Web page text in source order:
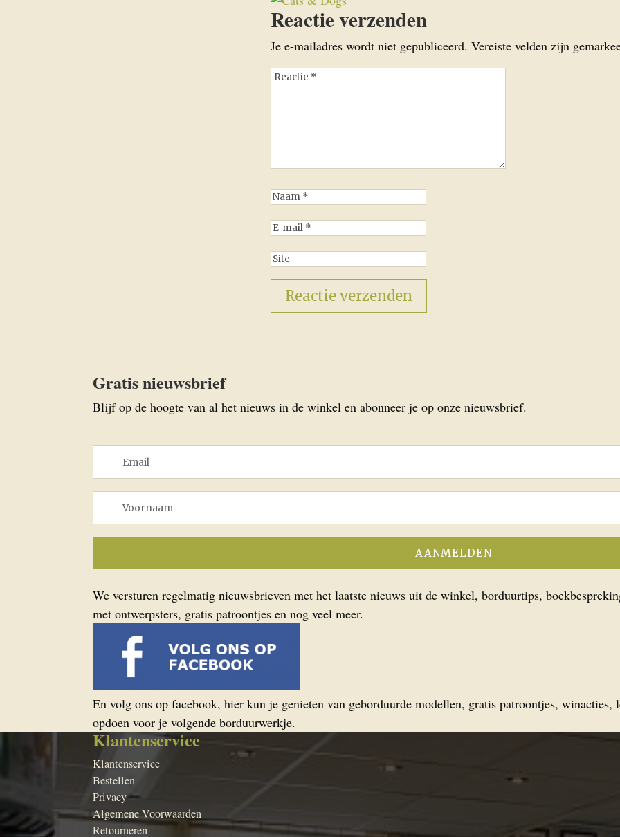
Reactie verzenden
Je e-mailadres wordt niet gepubliceerd. Vereiste velden zijn
Gratis nieuwsbrief
Blijf op de hoogte van al het nieuws in de winkel en abonneer je op onze nieuwsbrief.
We versturen regelmatig nieuwsbrieven met het laatste nieuws uit de winkel, borduurtips,
met ontwerpsters, gratis patroontjes en nog veel meer.
En volg ons op facebook, hier kun je genieten van geborduurde modellen, gratis patroontjes,
opdoen voor je volgende borduurwerkje.
Klantenservice
Klantenservice
Bestellen
Privacy
Algemene Voorwaarden
Retourneren